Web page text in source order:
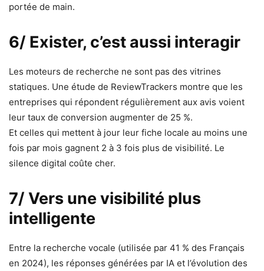
portée de main.
6/ Exister, c’est aussi interagir
Les moteurs de recherche ne sont pas des vitrines
statiques. Une étude de ReviewTrackers montre que les
entreprises qui répondent régulièrement aux avis voient
leur taux de conversion augmenter de 25 %.
Et celles qui mettent à jour leur fiche locale au moins une
fois par mois gagnent 2 à 3 fois plus de visibilité. Le
silence digital coûte cher.
7/ Vers une visibilité plus
intelligente
Entre la recherche vocale (utilisée par 41 % des Français
en 2024), les réponses générées par IA et l’évolution des